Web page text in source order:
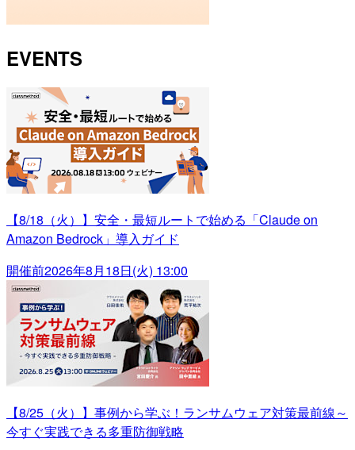
EVENTS
【8/18（火）】安全・最短ルートで始める「Claude on
Amazon Bedrock」導入ガイド
開催前2026年8月18日(火) 13:00
【8/25（火）】事例から学ぶ！ランサムウェア対策最前線～
今すぐ実践できる多重防御戦略